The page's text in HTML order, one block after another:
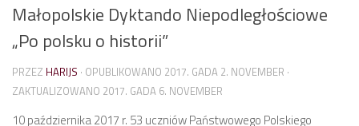
Małopolskie Dyktando Niepodległościowe
„Po polsku o historii”
PRZEZ HARIJS · OPUBLIKOWANO 2017. GADA 2. NOVEMBER ·
ZAKTUALIZOWANO 2017. GADA 6. NOVEMBER
10 października 2017 r. 53 uczniów Państwowego Polskiego